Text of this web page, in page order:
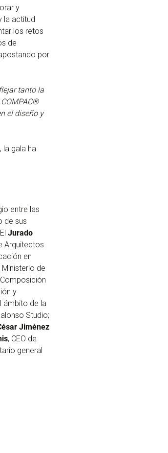
y
la actitud
los retos
de
por
tanto la
el diseño y
la gala ha
entre las
de sus
Jurado
Arquitectos
en
de
y
ámbito de la
Studio;
Jiménez
, CEO de
general